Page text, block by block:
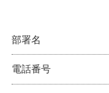
部署名
電話番号